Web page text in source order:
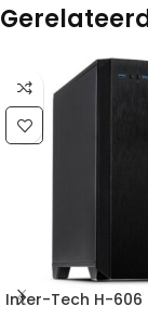
Inter-Tech H-606